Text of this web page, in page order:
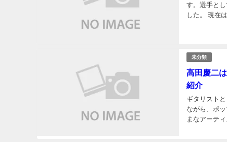
す。選手と
した。 現在
未分類
高田慶二
紹介
ギタリスト
ながら、ポ
まなアーテ